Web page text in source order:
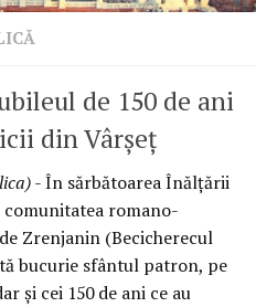
de 150 de ani
din Vârşeţ
- În sărbătoarea Înălţării
comunitatea romano-
Zrenjanin (Becicherecul
bucurie sfântul patron, pe
şi cei 150 de ani ce au